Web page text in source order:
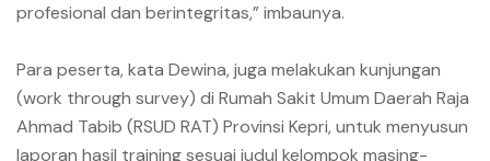
profesional dan berintegritas,” imbaunya.
Para peserta, kata Dewina, juga melakukan kunjungan
(work through survey) di Rumah Sakit Umum Daerah Raja
Ahmad Tabib (RSUD RAT) Provinsi Kepri, untuk menyusun
laporan hasil training sesuai judul kelompok masing-